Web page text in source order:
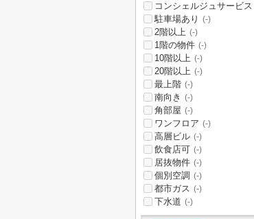
コンシェルジュサービス
駐車場あり (-)
2階以上 (-)
1階の物件 (-)
10階以上 (-)
20階以上 (-)
最上階 (-)
南向き (-)
角部屋 (-)
ワンフロア (-)
高層ビル (-)
飲食店可 (-)
居抜物件 (-)
個別空調 (-)
都市ガス (-)
下水道 (-)